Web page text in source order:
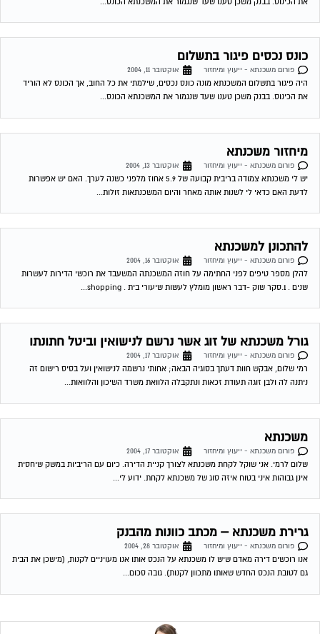
לדעת האם כדאי לי לשנות אותה מאחר והיום המשכנתאות זולות...
להתכונן למשכנתא
פורום משכנתא - ייעוץ ומיחזור
אוקטובר 16, 2004
להלן מספר טיפים לפני החתימה על חוזה המשכנתה המשעבד את רוכשי הדירות לעשרות
שנים . 1.סקר שוק -דבר ראשון מומלץ לעשות שיעורי בית . shopping...
גורל משכנתא של זוג אשר נרשם לנישואין וביטל חתונתו
פורום משכנתא - ייעוץ ומיחזור
אוקטובר 17, 2004
רמי שלום, אבקש חוות דעתך בסוגיה הבאה; אחותי נרשמה לנישואין ועל בסיס רישום זה
ניתנה לה ולבן זוגה תעודת זכאות ונתקבלה הלוואת משרד השיכון והלוואות...
משכנתא
פורום משכנתא - ייעוץ ומיחזור
אוקטובר 17, 2004
שלום לרמי. אני שוקל לקחת משכנתא לצורך קניית הדירה. כיום עם הריביות במשק שיחסית
אינן גבוהות איני בטוח איזה סוג של משכנתא לקחת. ידוע לי...
גרירת משכנתא – מכתב כוונות מהבנק
פורום משכנתא - ייעוץ ומיחזור
אוקטובר 28, 2004
אנו רוכשים דירה מאדם שיש לו משכנתא על הנכס אותו אנו מעויניים לקנות, (מישכן את הבית
גם לטובת הנכס החדש שאותו מתכוון לקנות). גובה סכום...
שירות אישי לוועדי בתים!
איתור בעלי מקצוע
המוקד לדייר של פורטל בית משותף דואג שבעלי מקצוע הוגנים
ומקצועיים יתנו לך שירות. מלא את הטופס או
ווצאפ